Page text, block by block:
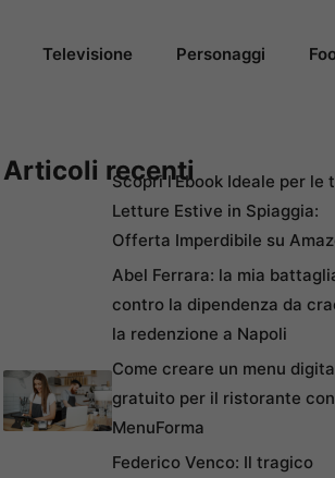
Televisione Personaggi
Articoli recentiScopri l’Ebook Ideale per le
Letture Estive in Spiaggia:
Offerta Imperdibile su
Abel Ferrara: la mia
contro la dipendenza da
la redenzione a Napoli
Come creare un menu
gratuito per il ristorante con
MenuForma
Federico Venco: Il tragico